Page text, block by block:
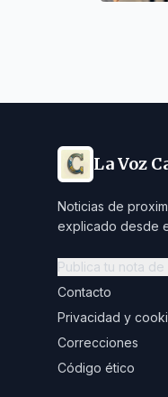
La Voz
Noticias de
explicado desde
Publica tu nota de
Contacto
Privacidad y
Correcciones
Código ético